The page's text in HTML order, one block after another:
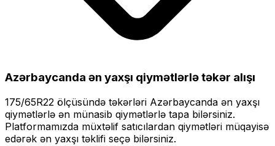
Azərbaycanda ən yaxşı qiymətlərlətəkər alışı
175/65R22 ölçüsündə təkərləri Azərbaycanda ən yaxşı
qiymətlərlə ən münasib qiymətlərlə tapa bilərsiniz.
Platformamızda müxtəlif satıcılardan qiymətləri müqayisə
edərək ən yaxşı təklifi seçə bilərsiniz.